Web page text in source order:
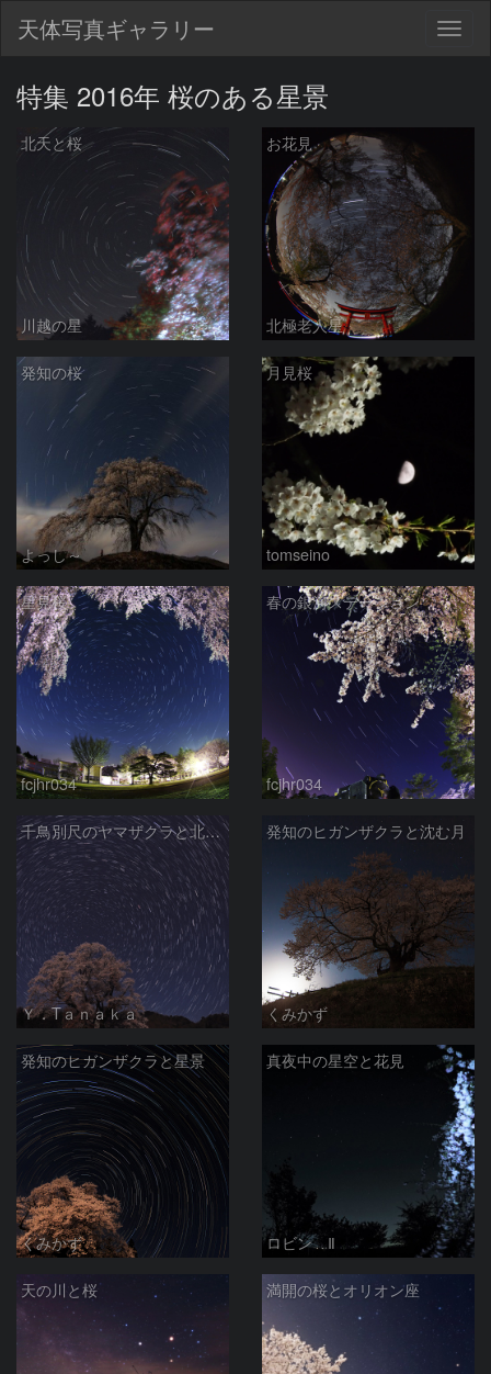
天体写真ギャラリー
特集 2016年 桜のある星景
北天と桜
川越の星
お花見
北極老人星
発知の桜
よっし～
月見桜
tomseino
星見桜
fcjhr034
春の銀河ステーション
fcjhr034
千鳥別尺のヤマザクラと北天の軌跡
Ｙ．Tａｎａｋａ
発知のヒガンザクラと沈む月
くみかず
発知のヒガンザクラと星景
くみかず
真夜中の星空と花見
ロビン Ⅱ
天の川と桜 満開の桜とオリオン座